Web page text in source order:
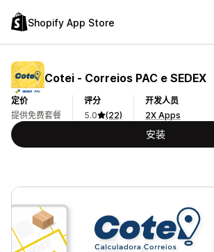
Shopify App Store
Cotei ‑ Correios PAC e SEDEX
定价
提供免费套餐
评分
5.0
(22)
开发人员
2X Apps
安装